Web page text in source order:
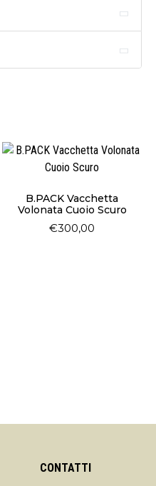
B.PACK Vacchetta
Volonata Cuoio Scuro
€300,00
CONTATTI